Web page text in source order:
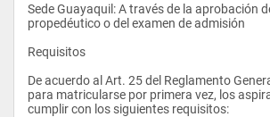
Sede Guayaquil: A través de la aprobación
propedéutico o del examen de admisión
Requisitos
De acuerdo al Art. 25 del Reglamento
para matricularse por primera vez, los
cumplir con los siguientes requisitos: